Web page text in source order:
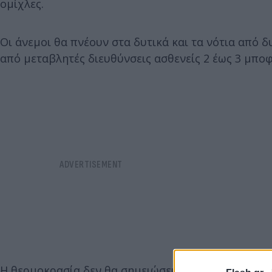
ομίχλες.
Οι άνεμοι θα πνέουν στα δυτικά και τα νότια από
από μεταβλητές διευθύνσεις ασθενείς 2 έως 3